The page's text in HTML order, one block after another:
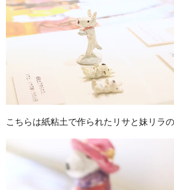
こちらは紙粘土で作られたリサと妹リラの